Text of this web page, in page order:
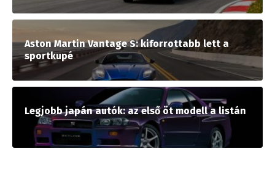
Aston Martin Vantage S: kiforrottabb lett a
sportkupé
Legjobb japán autók: az első öt modell a listán